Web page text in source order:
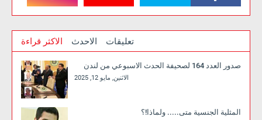
الاكثر قراءة الاحدث تعليقات
صدور العدد 164 لصحيفة الحدث الاسبوعي من لندن
الاثنين, مايو 12, 2025
المثلية الجنسية متى..... ولماذا!؟